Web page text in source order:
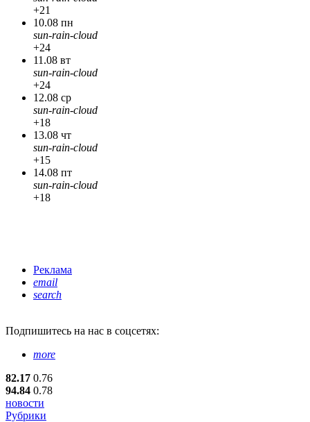
+21
10.08 пн
sun-rain-cloud
+24
11.08 вт
sun-rain-cloud
+24
12.08 ср
sun-rain-cloud
+18
13.08 чт
sun-rain-cloud
+15
14.08 пт
sun-rain-cloud
+18
Реклама
email
search
Подпишитесь на нас в соцсетях:
more
82.17 0.76
94.84 0.78
новости
Рубрики